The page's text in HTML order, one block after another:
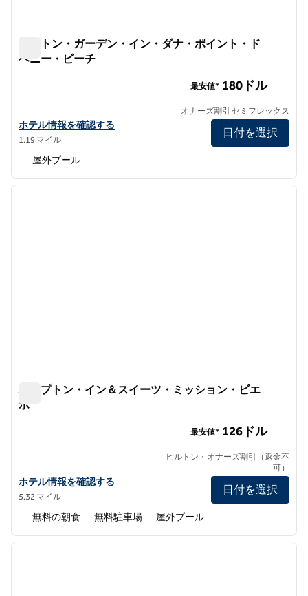
ヒルトン・ガーデン・イン・ダナ・ポイント・ド
ヘニー・ビーチ
ヒルトン・ガーデン・イン・ダナ・ポイント・ドーニービーチの
ホテル情報を確認する
1.19 マイル
最安値* 180ドル
オナーズ割引 セミフレックス
日付を選択
屋外プール
1/12
次の
ハンプトン・イン＆スイーツ・ミッション・ビエ
ホ
ハンプトン・イン＆スイーツ・ミッション・ヴィエホのホテルの
ホテル情報を確認する
5.32 マイル
最安値* 126ドル
ヒルトン・オナーズ割引（返金不
可）
日付を選択
無料の朝食 無料駐車場 屋外プール
1/12
次の